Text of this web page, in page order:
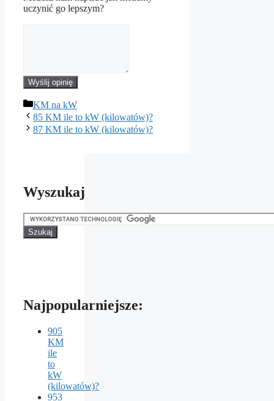
uczynić go lepszym?
Wyślij opinię
Kategorie
KM na kW
85 KM ile to kW (kilowatów)?
87 KM ile to kW (kilowatów)?
Wyszukaj
Najpopularniejsze:
905
KM
ile
to
kW
(kilowatów)?
953